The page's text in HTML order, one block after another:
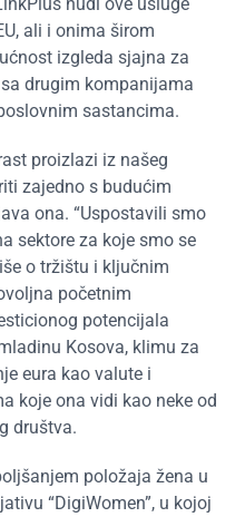
ali i onima širom
izgleda sjajna za
drugim kompanijama
sastancima.
proizlazi iz našeg
zajedno s budućim
ona. “Uspostavili smo
sektore za koje smo se
o tržištu i ključnim
početnim
potencijala
Kosova, klimu za
eura kao valute i
koje ona vidi kao neke od
društva.
položaja žena u
“DigiWomen”, u kojoj